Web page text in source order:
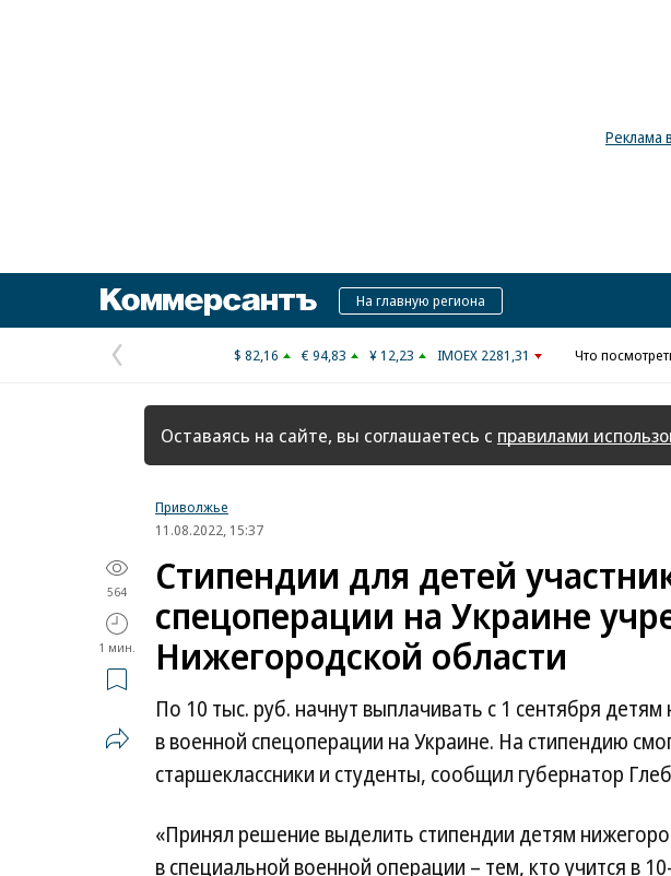
Реклама
КоммерсантъНа главную региона
Предыдущая
страница
$ 82,16 € 94,83 ¥ 12,23 IMOEX 2281,31 Что
Оставаясь на сайте, вы соглашаетесь с правилами
Приволжье
11.08.2022, 15:37
564
1 мин.
Стипендии для детей
спецоперации на Украине
Нижегородской области
По 10 тыс. руб. начнут выплачивать с 1 сентября
в военной спецоперации на Украине. На стипендию
старшеклассники и студенты, сообщил губернатор
«Принял решение выделить стипендии детям
в специальной военной операции – тем, кто учится в